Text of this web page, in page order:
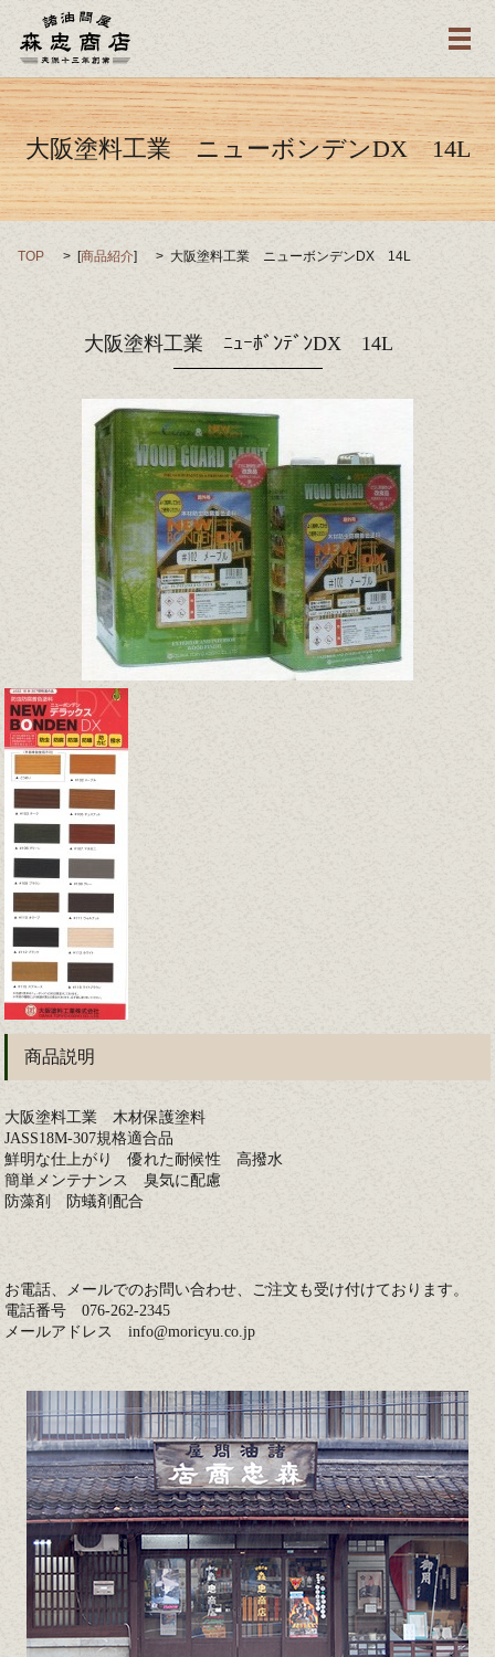
メ
大阪塗料工業 ニューボンデンDX 14L
TOP [商品紹介] 大阪塗料工業 ニューボンデンDX 14L
大阪塗料工業 ﾆｭｰﾎﾞﾝﾃﾞﾝDX 14L
商品説明
大阪塗料工業 木材保護塗料
JASS18M-307規格適合品
鮮明な仕上がり 優れた耐候性 高撥水
簡単メンテナンス 臭気に配慮
防藻剤 防蟻剤配合
お電話、メールでのお問い合わせ、ご注文も受け付けております。
電話番号 076-262-2345
メールアドレス info@moricyu.co.jp